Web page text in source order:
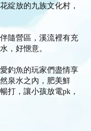
綻放的九族文化村，
隨營區，溪流裡有充
，好愜意。
釣魚的玩家們盡情享
泉水之內，肥美鮮
打，讓小孩放電pk，